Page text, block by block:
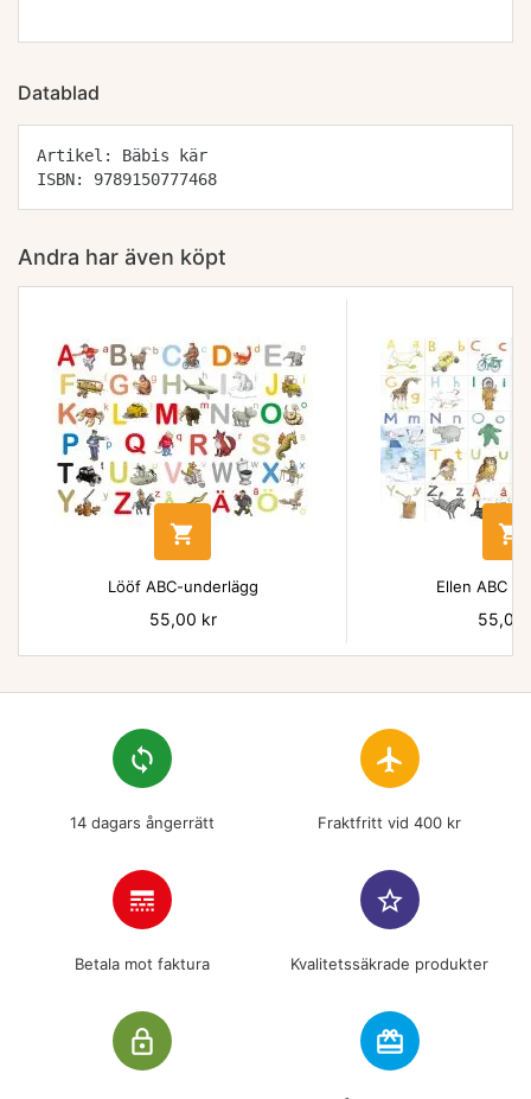
Datablad
Artikel: Bäbis kär
ISBN: 9789150777468
Andra har även köpt

Lööf ABC-underlägg
Pris
55,00 kr

Ellen ABC
Pris
55,00
loop
14 dagars ångerrätt
flight
Fraktfritt vid 400 kr
line_style
Betala mot faktura
star_border
Kvalitetssäkrade produkter
lock_outline redeem